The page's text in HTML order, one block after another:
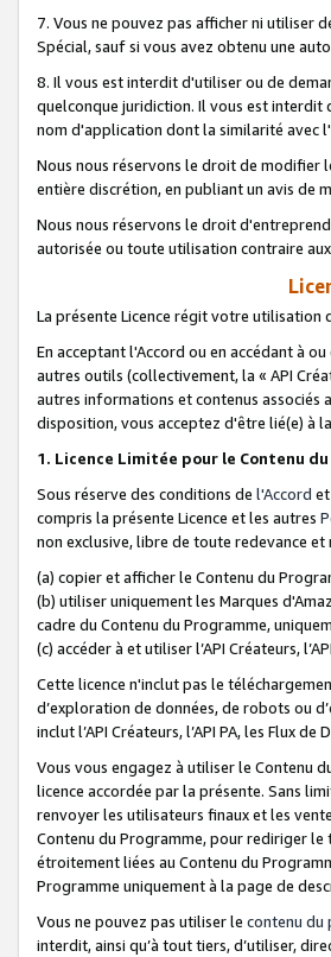
7. Vous ne pouvez pas afficher ni utiliser
Spécial, sauf si vous avez obtenu une
8. Il vous est interdit d'utiliser ou de
quelconque juridiction. Il vous est
nom d'application dont la similarité avec
Nous nous réservons le droit de modifier
entière discrétion, en publiant un avis de
Nous nous réservons le droit
autorisée ou toute utilisation contraire
La présente Licence régit votre
En acceptant l'Accord ou en accédant à
autres outils (collectivement, la « API
autres informations et contenus associés
disposition, vous acceptez d'être lié(e) à
1. Licence Limitée pour le Contenu
Sous réserve des conditions de l'Accord
compris la présente Licence et les autres
non exclusive, libre de toute redevance
(a) copier et afficher le Contenu du
(b) utiliser uniquement les Marques
cadre du Contenu du Programme,
(c) accéder à et utiliser l’API Créateurs,
Cette licence n'inclut pas le
d’exploration de données, de robots ou
inclut l’API Créateurs, l’API PA, les Flux
Vous vous engagez à utiliser le Contenu
licence accordée par la présente. Sans
renvoyer les utilisateurs finaux et les
Contenu du Programme, pour rediriger
étroitement liées au Contenu du
Programme uniquement à la page de
Vous ne pouvez pas utiliser le contenu du
interdit, ainsi qu’à tout tiers, d’utiliser,